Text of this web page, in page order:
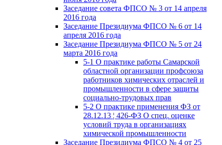
Заседание совета ФПСО № 3 от 14 апреля
2016 года
Заседание Президиума ФПСО № 6 от 14
апреля 2016 года
Заседание Президиума ФПСО № 5 от 24
марта 2016 года
5-1 О практике работы Самарской
областной организации профсоюза
работников химических отраслей и
промышленности в сфере защиты
социально-трудовых прав
5-2 О практике применения ФЗ от
28.12.13 ¦ 426-ФЗ О спец. оценке
условий труда в организациях
химической промышленности
Заседание Президиума ФПСО № 4 от 25